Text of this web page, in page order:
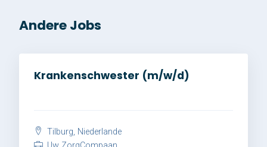
Andere Jobs
Krankenschwester (m/w/d)
Tilburg, Niederlande